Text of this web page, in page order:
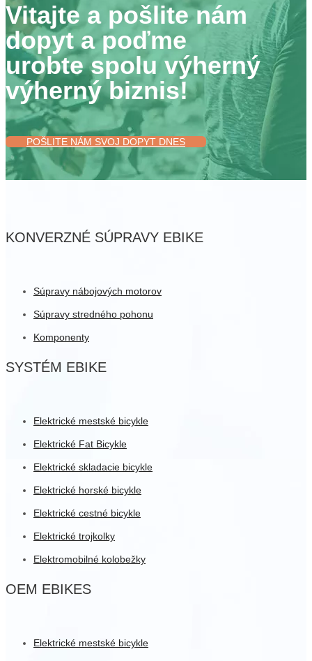
Vitajte a pošlite nám
dopyt a poďme
urobte spolu výherný
výherný biznis!
POŠLITE NÁM SVOJ DOPYT DNES
KONVERZNÉ SÚPRAVY EBIKE
Súpravy nábojových motorov
Súpravy stredného pohonu
Komponenty
SYSTÉM EBIKE
Elektrické mestské bicykle
Elektrické Fat Bicykle
Elektrické skladacie bicykle
Elektrické horské bicykle
Elektrické cestné bicykle
Elektrické trojkolky
Elektromobilné kolobežky
OEM EBIKES
Elektrické mestské bicykle